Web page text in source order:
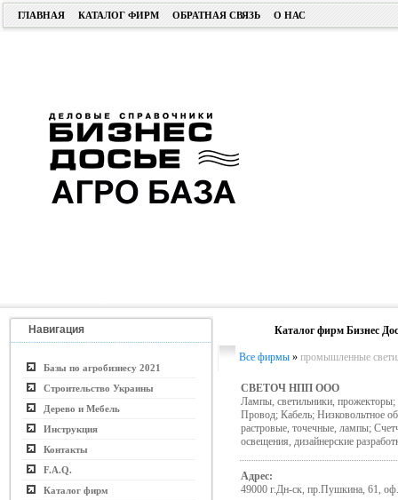
ГЛАВНАЯ КАТАЛОГ ФИРМ ОБРАТНАЯ СВЯЗЬ О НАС
Навигация
Базы по агробизнесу 2021
Строительство Украины
Дерево и Мебель
Инструкция
Контакты
F.A.Q.
Каталог фирм
Каталог фирм Бизнес
Все фирмы » промышленные
СВЕТОЧ НПП ООО
Лампы, светильники,
Провод; Кабель; Низковольтное
растровые, точечные, лампы;
освещения, дизайнерские
Адрес:
49000 г.Дн-ск, пр.Пушкина, 61,